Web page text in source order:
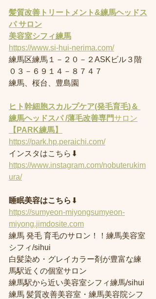
髪質改善トリートメント&練馬ヘッドス
パ サロン
美容室シフィ練馬
https://www.si-hui-nerima.com/
練馬区練馬１－２０－２ASKビル３階
０３－６９１４－８７４７
練馬、桜台、豊島園
ヒト幹細胞スカルプケア(発毛育毛)＆
練馬ヘッドスパ /薄毛改善専門サロン
【PARK練馬】
https://park.hp.peraichi.com/
インスタはこちら⬇︎
https://www.instagram.com/nobuterukim
ura/
睡眠美容はこちら ⬇︎
https://sumyeon-miyongsumyeon-
miyong.jimdosite.com
練馬 発毛 育毛のサロン！！練馬美容室
シフィ/sihui
白髪染め・グレイカラー剤が豊富な練
馬駅近くの個室サロン
練馬駅から近い美容室シフィ練馬/sihui
練馬 髪質改善美容室・練馬美容院シフ